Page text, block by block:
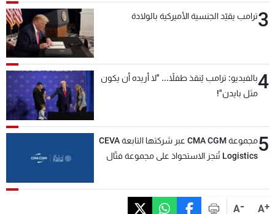
A+
A-
3ترامب يقيّد الجنسية الأميركية بالولادة
4بالفيديو: ترامب يُنقذ طفلاً... "لا أريده أن يكون
مثل بايدن"!
5
مجموعة CMA CGM عبر شركتها التابعة CEVA
Logistics تُنجز الاستحواذ على مجموعة فتّال